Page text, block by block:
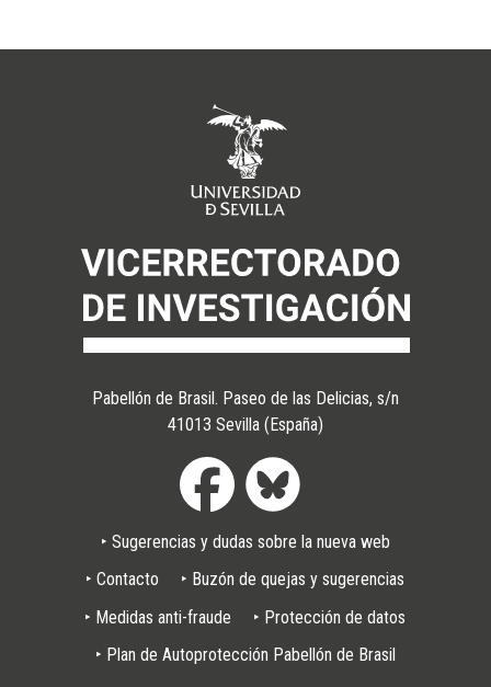
Pabellón de Brasil. Paseo de las Delicias, s/n
41013 Sevilla (España)
Pie
página
‣ Sugerencias y dudas sobre la nueva web
‣ Contacto
‣ Buzón de quejas y sugerencias
‣ Medidas anti-fraude
‣ Protección de datos
‣ Plan de Autoprotección Pabellón de Brasil